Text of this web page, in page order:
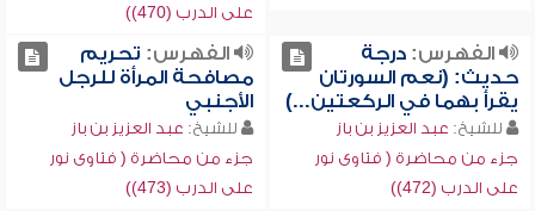
على الدرب (470))
الفهرس:درجة
حديث: (نعم السورتان
يقرأ بهما في الركعتين...)
للشيخ: عبد العزيز بن باز
جزء من محاضرة ( فتاوى نور
على الدرب (472))
الفهرس: تحريم
مصافحة المرأة للرجل
الأجنبي
للشيخ: عبد العزيز بن باز
جزء من محاضرة ( فتاوى نور
على الدرب (473))